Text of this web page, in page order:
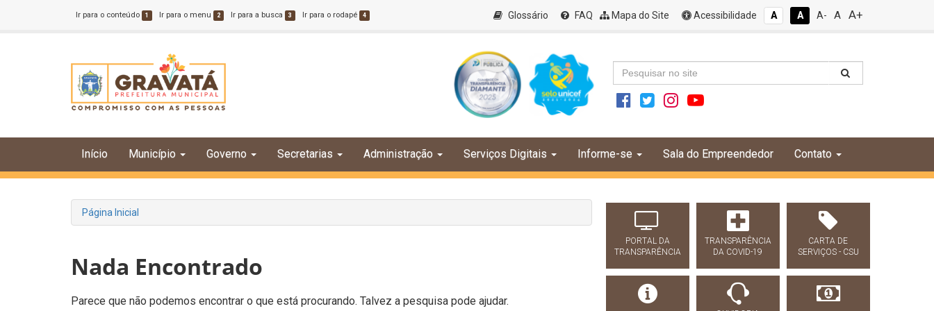
Ir para o conteúdo 1 Ir para o menu 2 Ir para a busca 3 Ir para o rodapé 4 Glossário FAQ Mapa do Site Acessibilidade A A A- A A+
Início Município Governo Secretarias Administração Serviços Digitais Informe-se Sala do Empreendedor Contato
Página Inicial
Nada Encontrado
Parece que não podemos encontrar o que está procurando. Talvez a pesquisa pode ajudar.
PORTAL DA
TRANSPARÊNCIA
TRANSPARÊNCIA
DA COVID-19
CARTA DE
SERVIÇOS - CSU